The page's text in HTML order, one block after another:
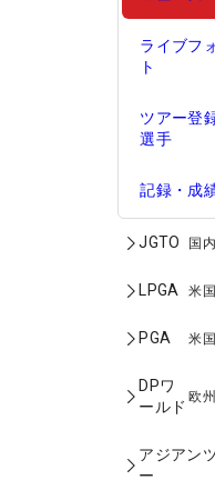
ライブフ
ト
ツアー登
選手
記録・成
JGTO 国
LPGA 米
PGA 米
DPワ
ールド
欧
アジアン
ー